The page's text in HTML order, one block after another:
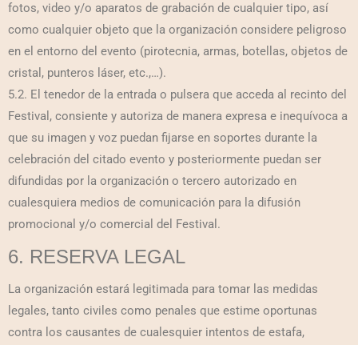
fotos, video y/o aparatos de grabación de cualquier tipo, así
como cualquier objeto que la organización considere peligroso
en el entorno del evento (pirotecnia, armas, botellas, objetos de
cristal, punteros láser, etc.,…).
5.2. El tenedor de la entrada o pulsera que acceda al recinto del
Festival, consiente y autoriza de manera expresa e inequívoca a
que su imagen y voz puedan fijarse en soportes durante la
celebración del citado evento y posteriormente puedan ser
difundidas por la organización o tercero autorizado en
cualesquiera medios de comunicación para la difusión
promocional y/o comercial del Festival.
6. RESERVA LEGAL
La organización estará legitimada para tomar las medidas
legales, tanto civiles como penales que estime oportunas
contra los causantes de cualesquier intentos de estafa,